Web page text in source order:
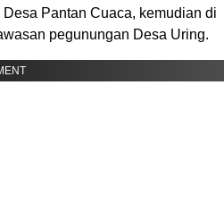
Pantan Cuaca, kemudian di
pegunungan Desa Uring.